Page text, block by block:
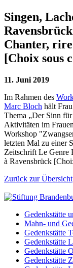
Singen,
Chanter,
[Choix sous
11. Juni 2019
Im Rahmen des
Marc Bloch hält
Thema „Der Sinn
Aktivitäten im
Workshop
letzten Mal zu einer
Zeitschrift Le Genre
à Ravensbrück
Zurück zur Übersicht
Gedenkstätte
Mahn- und
Gedenkstätte
Gedenkstätte
Gedenkstätte
Gedenkstätte